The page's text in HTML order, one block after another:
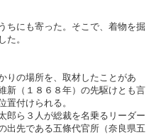
にも寄った。そこで、着物を掘
た。
りの場所を、取材したことがあ
新（１８６８年）の先駆けとも言
置付けられる。
ら３人が総裁を名乗るリーダー
出先である五條代官所（奈良県五